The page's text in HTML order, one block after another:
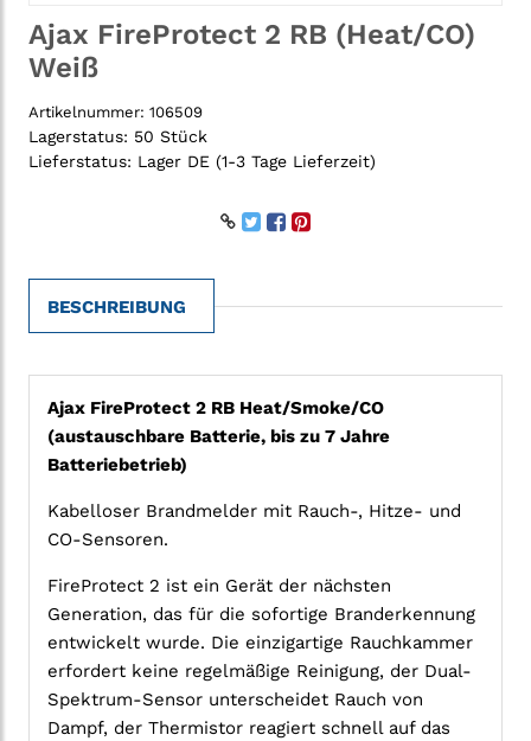
Ajax FireProtect 2 RB (Heat/CO)
Weiß
Artikelnummer: 106509
Lagerstatus: 50 Stück
Lieferstatus: Lager DE (1-3 Tage Lieferzeit)
BESCHREIBUNG
Ajax FireProtect 2 RB Heat/Smoke/CO
(austauschbare Batterie, bis zu 7 Jahre
Batteriebetrieb)
Kabelloser Brandmelder mit Rauch-, Hitze- und
CO-Sensoren.
FireProtect 2 ist ein Gerät der nächsten
Generation, das für die sofortige Branderkennung
entwickelt wurde. Die einzigartige Rauchkammer
erfordert keine regelmäßige Reinigung, der Dual-
Spektrum-Sensor unterscheidet Rauch von
Dampf, der Thermistor reagiert schnell auf das